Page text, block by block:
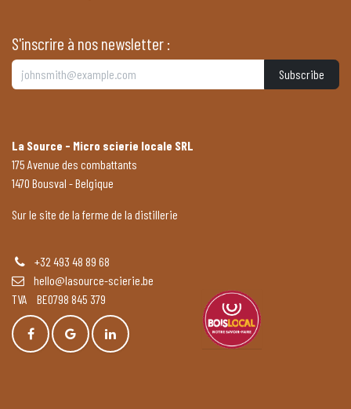
S'inscrire à nos newsletter :
Subscribe
La Source - Micro scierie locale SRL
175 Avenue des combattants
1470 Bousval - Belgique
Sur le site de la ferme de la distillerie
+32 493 48 89 68
hello@lasource-scierie.be
TVA BE0798 845 379